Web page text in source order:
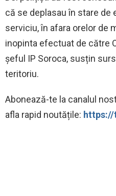
că se deplasau în stare de
serviciu, în afara orelor de
inopinta efectuat de către
șeful IP Soroca, susțin
teritoriu.
Abonează-te la canalul
afla rapid noutățile: